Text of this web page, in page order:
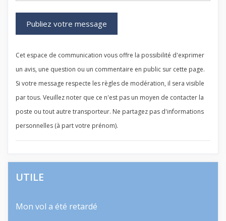
Cet espace de communication vous offre la possibilité d'exprimer
un avis, une question ou un commentaire en public sur cette page.
Si votre message respecte les règles de modération, il sera visible
par tous. Veuillez noter que ce n'est pas un moyen de contacter la
poste ou tout autre transporteur. Ne partagez pas d'informations
personnelles (à part votre prénom).
UTILE
Mon vol a été retardé